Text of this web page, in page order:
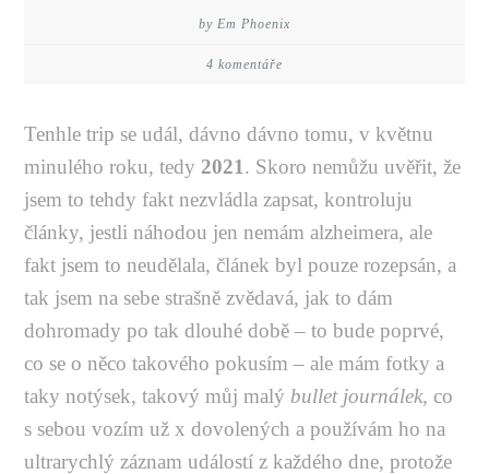
by Em Phoenix
4 komentáře
Tenhle trip se udál, dávno dávno tomu, v květnu
minulého roku, tedy 2021. Skoro nemůžu uvěřit, že
jsem to tehdy fakt nezvládla zapsat, kontroluju
články, jestli náhodou jen nemám alzheimera, ale
fakt jsem to neudělala, článek byl pouze rozepsán, a
tak jsem na sebe strašně zvědavá, jak to dám
dohromady po tak dlouhé době – to bude poprvé,
co se o něco takového pokusím – ale mám fotky a
taky notýsek, takový můj malý bullet journálek, co
s sebou vozím už x dovolených a používám ho na
ultrarychlý záznam událostí z každého dne, protože